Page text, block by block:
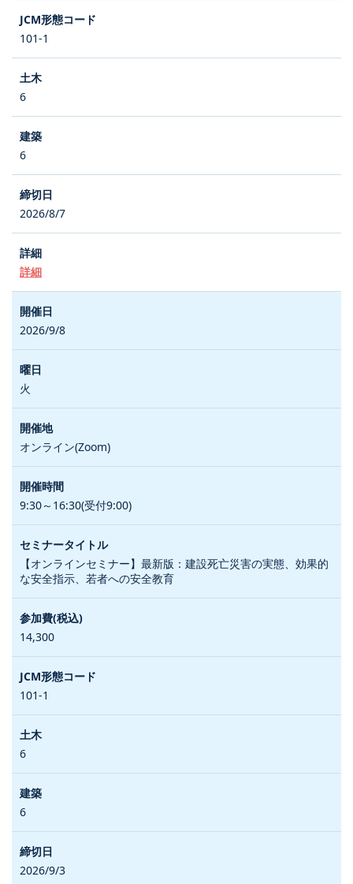
101-1
6
6
2026/8/7
詳細
2026/9/8
火
オンライン(Zoom)
9:30～16:30(受付9:00)
【オンラインセミナー】最新版：建設死亡災害の実態、効果的
な安全指示、若者への安全教育
14,300
101-1
6
6
2026/9/3